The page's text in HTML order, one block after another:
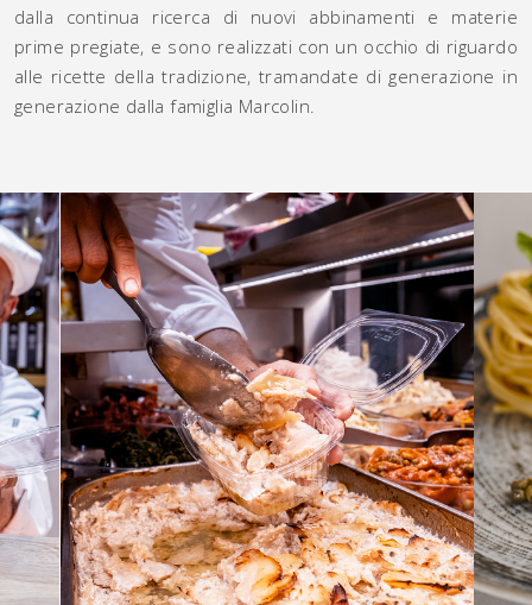
dalla continua ricerca di nuovi abbinamenti e materie
prime pregiate, e sono realizzati con un occhio di riguardo
alle ricette della tradizione, tramandate di generazione in
generazione dalla famiglia Marcolin.